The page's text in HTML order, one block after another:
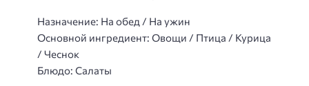
Назначение: На обед / На ужин
Основной ингредиент: Овощи / Птица / Курица
/ Чеснок
Блюдо: Салаты